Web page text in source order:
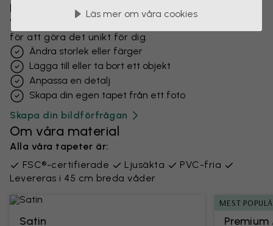
Förändra din tapet
Vårt designteam kan justera vilket motiv som helst
för att göra det unikt för dig.
Ändra storlek eller färger
Lägga till eller ta bort ett objekt
Anpassa en detalj
Skapa din egen tapet från ett foto
Skapa din bildförfrågan
Om våra material
Alla våra tapeter är:
FSC®-certifierade
Ljusäkta
PVC-fria
Levereras i 45 cm breda våder
Satin
MEST
Läs mer om våra cookies